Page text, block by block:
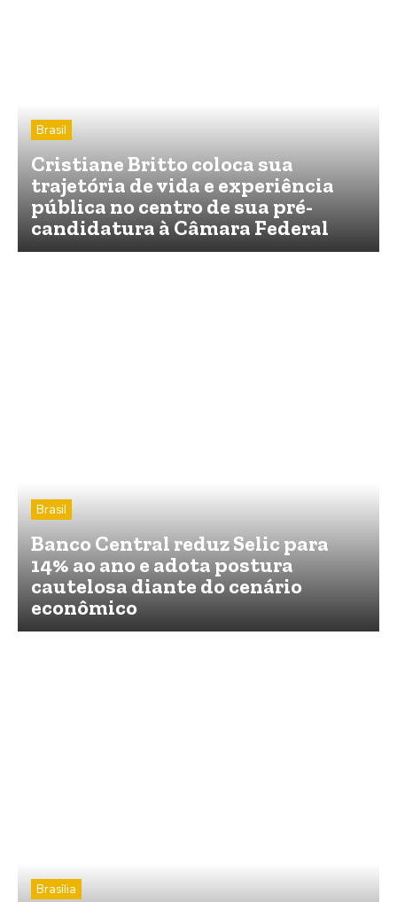
Brasil
Cristiane Britto coloca sua
trajetória de vida e experiência
pública no centro de sua pré-
candidatura à Câmara Federal
Brasil
Banco Central reduz Selic para
14% ao ano e adota postura
cautelosa diante do cenário
econômico
Brasília